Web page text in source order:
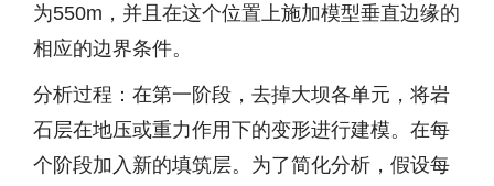
为550m，并且在这个位置上施加模型垂直边缘的
相应的边界条件。
分析过程：在第一阶段，去掉大坝各单元，将岩
石层在地压或重力作用下的变形进行建模。在每
个阶段加入新的填筑层。为了简化分析，假设每